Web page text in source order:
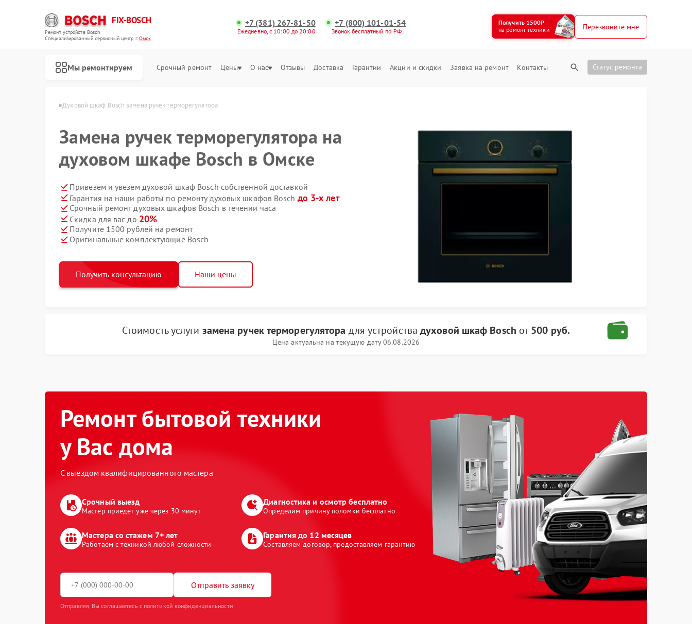
FIX-BOSCH
Ремонт устройств Bosch
Специализированный cервисный центр г.Омск
+7 (381) 267-81-50
Ежедневно, с 10:00 до 20:00
+7 (800) 101-01-54
Звонок бесплатный по РФ
Получить 1500₽
на ремонт техники
Перезвоните мне
Мы ремонтируем Срочный ремонт Цены О нас Отзывы Доставка Гарантии Акции и скидки Заявка на ремонт Контакты Статус ремонта
Bosch в Омске Духовой шкаф Bosch замена ручек терморегулятора
Замена ручек терморегулятора на
духовом шкафе Bosch в Омске
Привезем и увезем духовой шкаф Bosch собственной доставкой
Гарантия на наши работы по ремонту духовых шкафов Bosch до 3-х лет
Срочный ремонт духовых шкафов Bosch в течении часа
Скидка для вас до 20%
Получите 1500 рублей на ремонт
Оригинальные комплектующие Bosch
Получить консультацию Наши цены
Стоимость услуги замена ручек терморегулятора для устройствадуховой шкаф Bosch от500 руб.
Цена актуальна на текущую дату 06.08.2026
Ремонт бытовой техники
у Вас дома
С выездом квалифицированного мастера
Срочный выезд
Мастер приедет уже через 30 минут
Диагностика и осмотр бесплатно
Определим причину поломки бесплатно
Мастера со стажем 7+ лет
Работаем с техникой любой сложности
Гарантия до 12 месяцев
Составляем договор, предоставляем гарантию
Отправить заявку
Отправляя, Вы соглашаетесь с политикой конфиденциальности